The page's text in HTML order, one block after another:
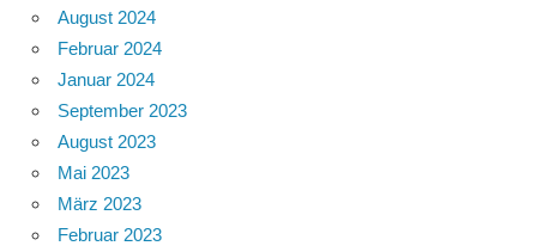
August 2024
Februar 2024
Januar 2024
September 2023
August 2023
Mai 2023
März 2023
Februar 2023